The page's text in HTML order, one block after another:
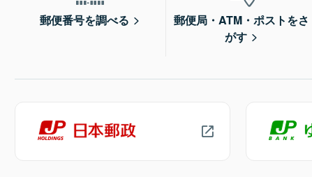
郵便番号を調べる
郵便局・ATM・ポストをさ
がす